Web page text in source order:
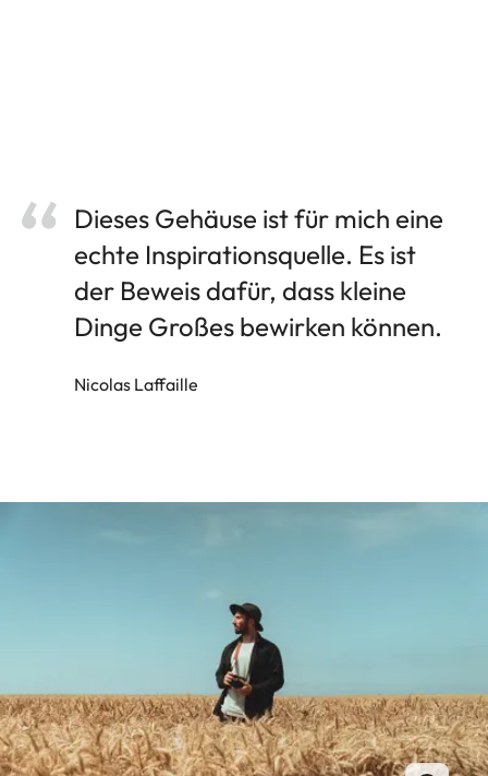
Dieses Gehäuse ist für mich eine
echte Inspirationsquelle. Es ist
der Beweis dafür, dass kleine
Dinge Großes bewirken können.
Nicolas Laffaille